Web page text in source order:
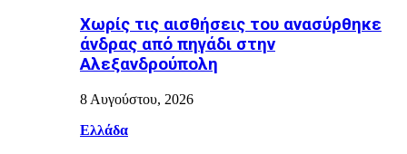
Χωρίς τις αισθήσεις του ανασύρθηκε
άνδρας από πηγάδι στην
Αλεξανδρούπολη
8 Αυγούστου, 2026
Ελλάδα